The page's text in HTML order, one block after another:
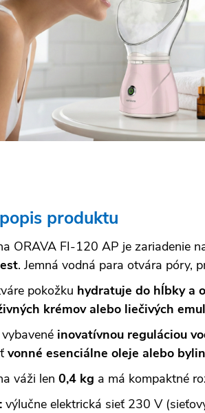
produktu
ORAVA FI-120 AP je zariadenie
. Jemná vodná para otvára póry,
pokožku hydratuje do hĺbky a
krémov alebo liečivých
inovatívnou reguláciou
vonné esenciálne oleje alebo
váži len 0,4 kg a má kompaktné
výlučne elektrická sieť 230 V